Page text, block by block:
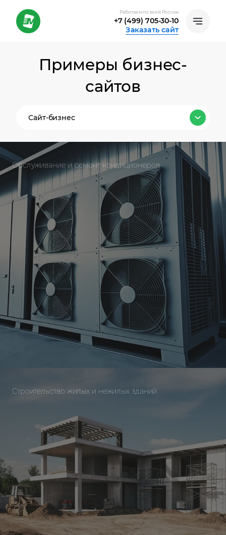
Работаем по всей России
+7 (499) 705-30-10
Заказать сайт
Примеры бизнес-
сайтов
Сайт-бизнес
Все тарифы
Лендинг
Сайт-бизнес
Интернет-магазин
Обслуживание и ремонт кондиционеров
Строительство жилых и нежилых зданий